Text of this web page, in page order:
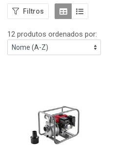
Filtros
12 produtos ordenados por: